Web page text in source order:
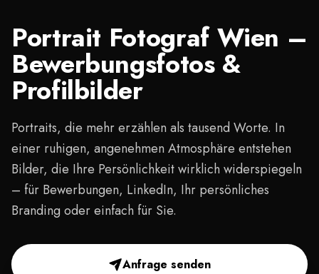
Portrait Fotograf Wien –
Bewerbungsfotos &
Profilbilder
Portraits, die mehr erzählen als tausend Worte. In
einer ruhigen, angenehmen Atmosphäre entstehen
Bilder, die Ihre Persönlichkeit wirklich widerspiegeln
– für Bewerbungen, LinkedIn, Ihr persönliches
Branding oder einfach für Sie.
Anfrage senden